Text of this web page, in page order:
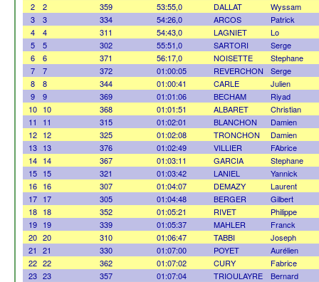
2
2 359 53:55,0 DALLAT
Wyssam
3
3 334 54:26,0 ARCOS
Patrick
4
4 311 54:43,0 LAGNIET
Lo
5
5 302 55:51,0 SARTORI
Serge
6
6 371 56:17,0 NOISETTE
Stephane
7
7 372 01:00:05 REVERCHON
Serge
8
8 344 01:00:41 CARLE
Julien
9
9 369 01:01:06 BECHAM
Riyad
10 10 368 01:01:51 ALBARET
Christian
11
11 315 01:02:01 BLANCHON
Damien
12 12 325 01:02:08 TRONCHON
Damien
13 13 376 01:02:49 VILLIER
FAbrice
14 14 367 01:03:11 GARCIA
Stephane
15 15 321 01:03:42 LANIEL
Yannick
16 16 307 01:04:07 DEMAZY
Laurent
17 17 305 01:04:48 BERGER
Gilbert
18 18 352 01:05:21 RIVET
Philippe
19 19 339 01:05:37 MAHLER
Franck
20 20 310 01:06:47 TABBI
Joseph
21
21 330 01:07:00 POYET
Aurélien
22 22 362 01:07:02 CURY
Fabrice
23 23 357 01:07:04 TRIOULAYRE
Bernard